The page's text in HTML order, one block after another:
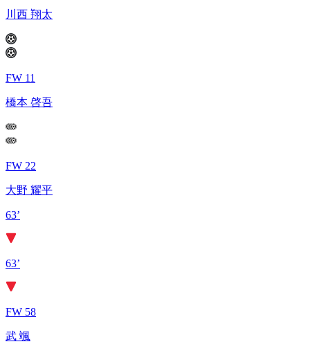
川西 翔太
FW 11
橋本 啓吾
FW 22
大野 耀平
63’
63’
FW 58
武 颯